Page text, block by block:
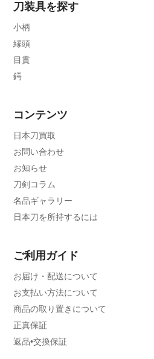
刀装具を探す
小柄
縁頭
目貫
鍔
コンテンツ
日本刀買取
お問い合わせ
お知らせ
刀剣コラム
名品ギャラリー
日本刀を所持するには
ご利用ガイド
お届け・配送について
お支払い方法について
商品の取り置きについて
正真保証
返品•交換保証